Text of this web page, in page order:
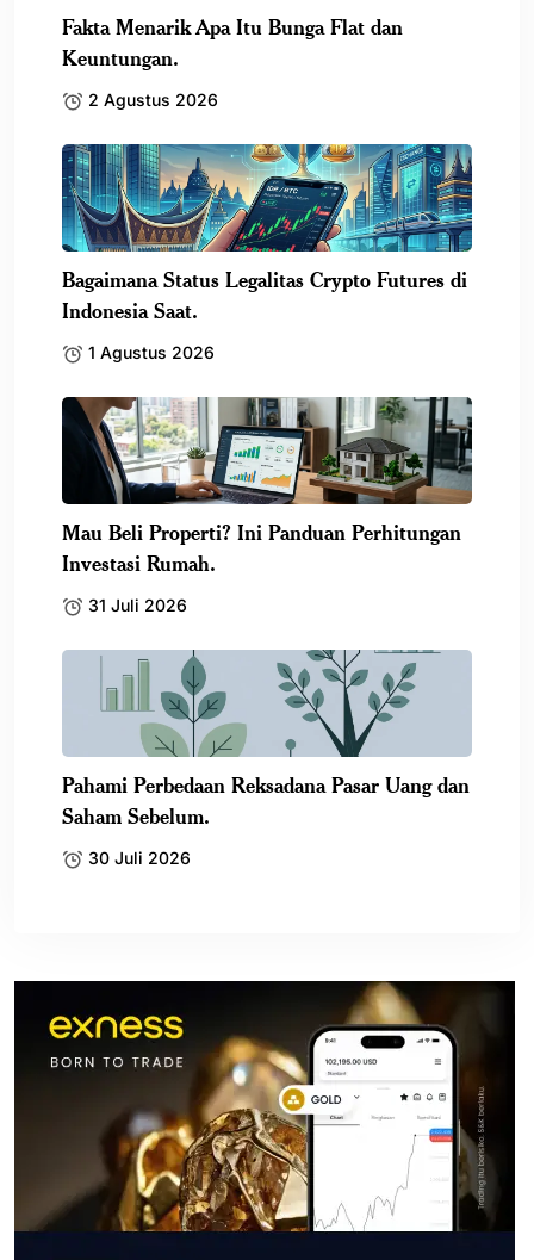
Fakta Menarik Apa Itu Bunga Flat dan
Keuntungan.
2 Agustus 2026
Bagaimana Status Legalitas Crypto Futures di
Indonesia Saat.
1 Agustus 2026
Mau Beli Properti? Ini Panduan Perhitungan
Investasi Rumah.
31 Juli 2026
Pahami Perbedaan Reksadana Pasar Uang dan
Saham Sebelum.
30 Juli 2026